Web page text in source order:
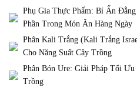
Phụ Gia Thực Phẩm: Bí Ẩn Đằng
Phần Trong Món Ăn Hàng Ngày
Phân Kali Trắng (Kali Trắng
Cho Năng Suất Cây Trồng
Phân Bón Ure: Giải Pháp Tối Ưu
Trồng